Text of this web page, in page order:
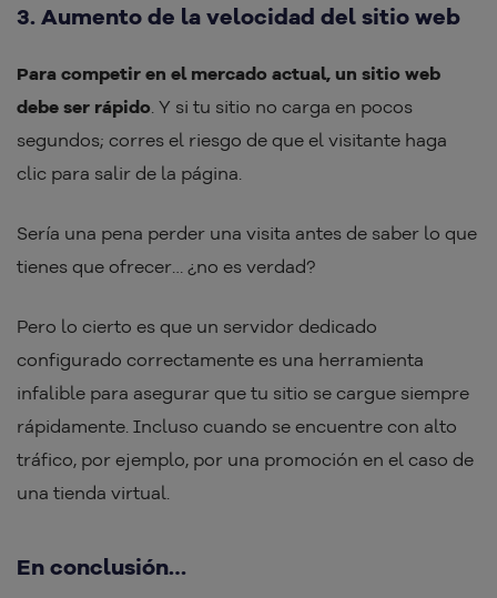
3. Aumento de la velocidad del sitio web
Para competir en el mercado actual, un sitio web
debe ser rápido . Y si tu sitio no carga en pocos
segundos; corres el riesgo de que el visitante haga
clic para salir de la página.
Sería una pena perder una visita antes de saber lo que
tienes que ofrecer… ¿no es verdad?
Pero lo cierto es que un servidor dedicado
configurado correctamente es una herramienta
infalible para asegurar que tu sitio se cargue siempre
rápidamente. Incluso cuando se encuentre con alto
tráfico, por ejemplo, por una promoción en el caso de
una tienda virtual.
En conclusión…